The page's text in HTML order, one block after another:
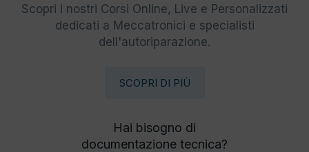
Scopri i nostri Corsi Online, Live e Personalizzati
dedicati a Meccatronici e specialisti
dell'autoriparazione.
SCOPRI DI PIÙ
Hai bisogno di
documentazione tecnica?